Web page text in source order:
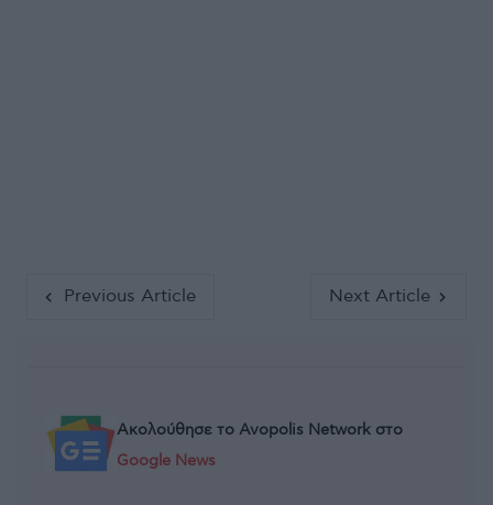
Previous Article Next Article
Ακολούθησε το Avopolis Network στο
Google News